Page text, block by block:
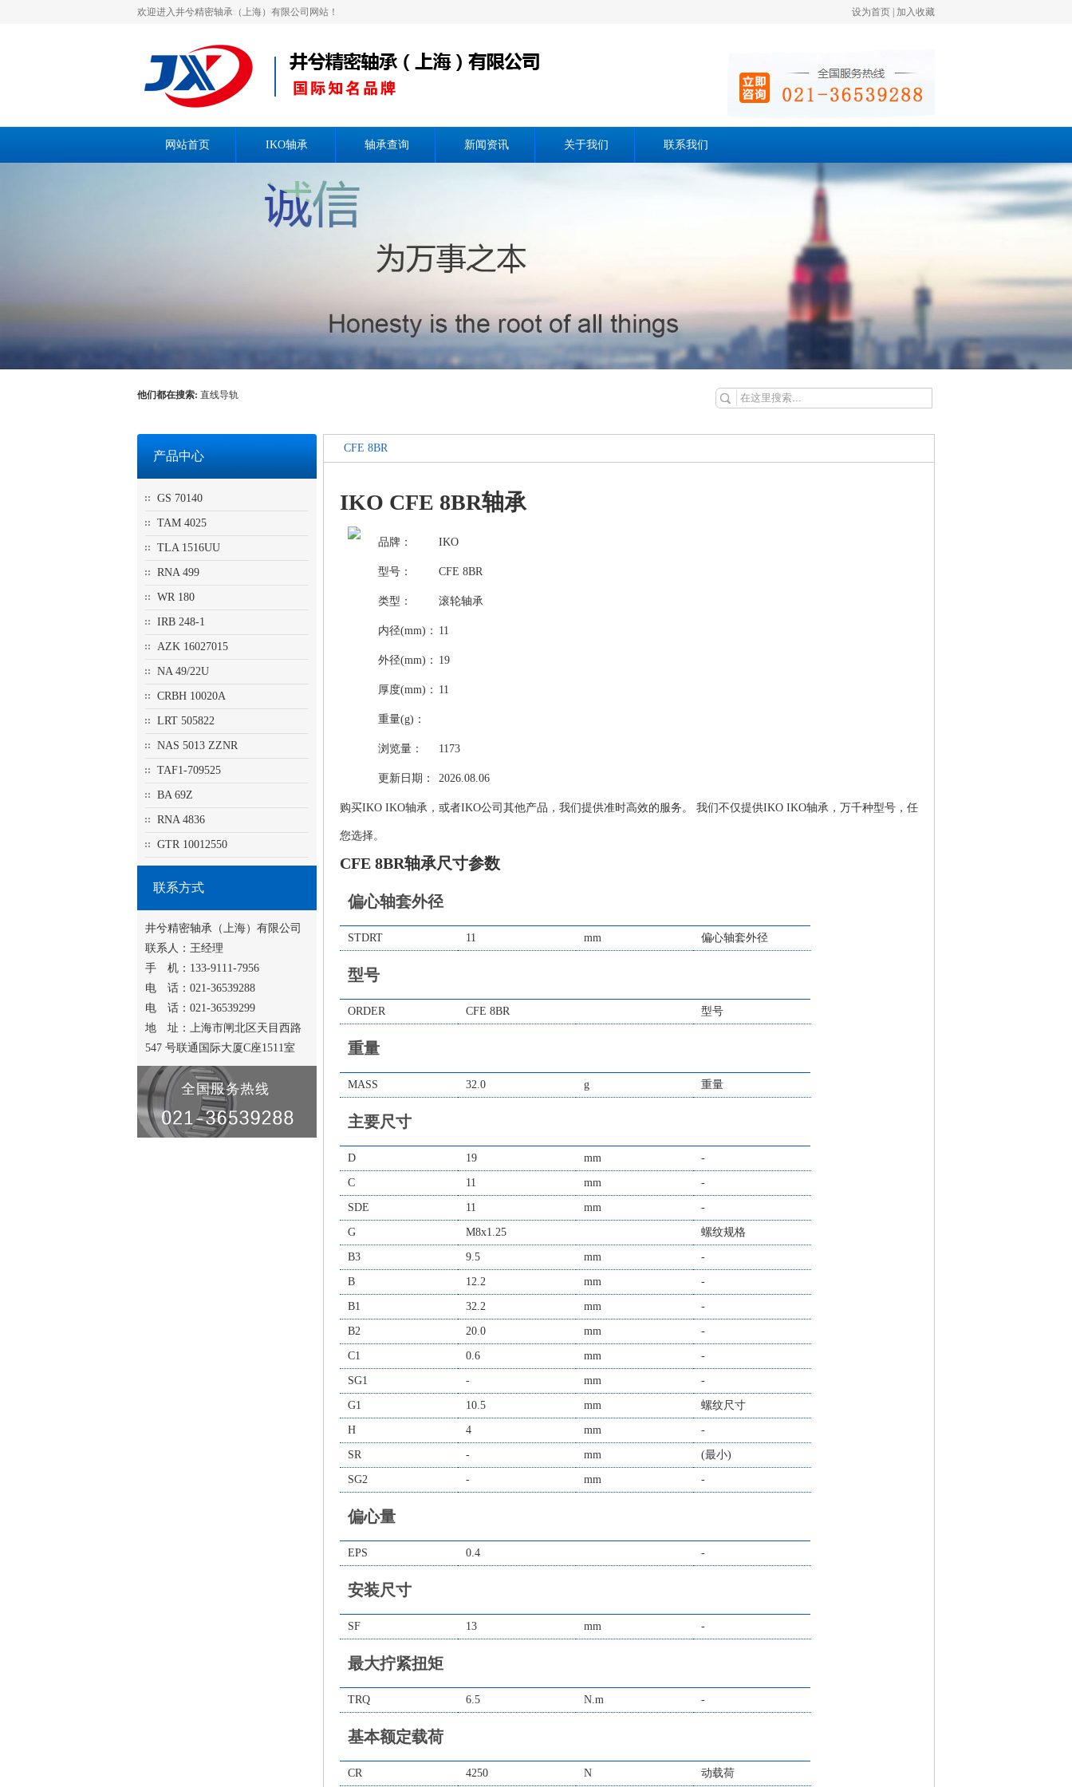
欢迎进入井兮精密轴承（上海）有限公司网站！ 设为首页 加入收藏
网站首页 IKO轴承 轴承查询 新闻资讯 关于我们 联系我们
他们都在搜索: 直线导轨
产品中心
GS 70140
TAM 4025
TLA 1516UU
RNA 499
WR 180
IRB 248-1
AZK 16027015
NA 49/22U
CRBH 10020A
LRT 505822
NAS 5013 ZZNR
TAF1-709525
BA 69Z
RNA 4836
GTR 10012550
联系方式
井兮精密轴承（上海）有限公司
联系人：王经理
手 机：133-9111-7956
电 话：021-36539288
电 话：021-36539299
地 址：上海市闸北区天目西路
547 号联通国际大厦C座1511室
CFE 8BR
IKO CFE 8BR轴承
品牌： IKO
型号： CFE 8BR
类型： 滚轮轴承
内径(mm)： 11
外径(mm)： 19
厚度(mm)： 11
重量(g)：
浏览量： 1173
更新日期： 2026.08.06
购买IKO IKO轴承，或者IKO公司其他产品，我们提供准时高效的服务。 我们不仅提供IKO IKO轴承，万千种型号，任
您选择。
CFE 8BR轴承尺寸参数
偏心轴套外径
STDRT 11 mm 偏心轴套外径
型号
ORDER CFE 8BR 型号
重量
MASS 32.0 g 重量
主要尺寸
D 19 mm -
C 11 mm -
SDE 11 mm -
G M8x1.25 螺纹规格
B3 9.5 mm -
B 12.2 mm -
B1 32.2 mm -
B2 20.0 mm -
C1 0.6 mm -
SG1 - mm -
G1 10.5 mm 螺纹尺寸
H 4 mm -
SR - mm (最小)
SG2 - mm -
偏心量
EPS 0.4 -
安装尺寸
SF 13 mm -
最大拧紧扭矩
TRQ 6.5 N.m -
基本额定载荷
CR 4250 N 动载荷